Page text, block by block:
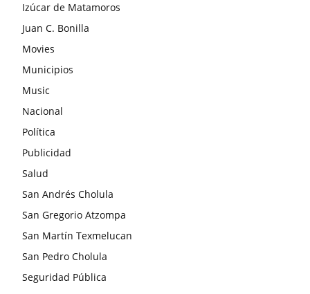
Izúcar de Matamoros
Juan C. Bonilla
Movies
Municipios
Music
Nacional
Política
Publicidad
Salud
San Andrés Cholula
San Gregorio Atzompa
San Martín Texmelucan
San Pedro Cholula
Seguridad Pública